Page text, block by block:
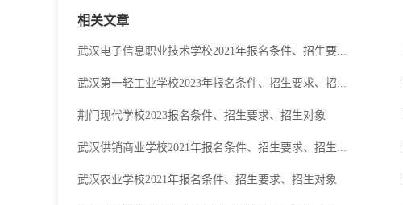
相关文章
武汉电子信息职业技术学校2021年报名条件、招生要...
武汉第一轻工业学校2023年报名条件、招生要求、招...
荆门现代学校2023报名条件、招生要求、招生对象
武汉供销商业学校2021年报名条件、招生要求、招生...
武汉农业学校2021年报名条件、招生要求、招生对象